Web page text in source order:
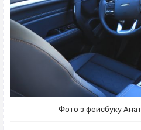
Фото з фейсбуку